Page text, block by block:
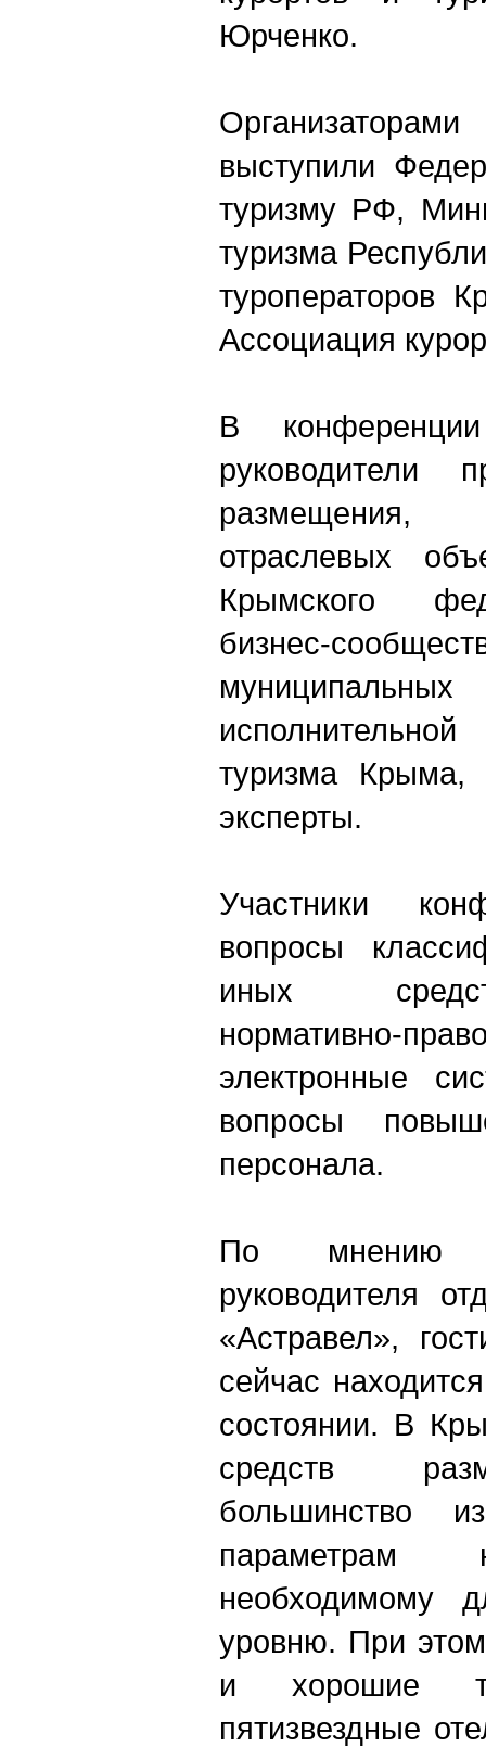
Юрченко.
выступили
туризму РФ,
туризма
туроператоров
Ассоциация
В
руководители
отраслевых
Крымского
бизнес-
туризма Крыма,
эксперты.
Участники
вопросы
иных
электронные
вопросы
персонала.
По мнению
руководителя
«Астравел»,
сейчас
состоянии. В
средств
большинство
параметрам
необходимому
уровню. При
и хорошие
пятизвездные